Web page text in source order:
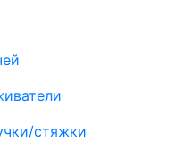
стяжки